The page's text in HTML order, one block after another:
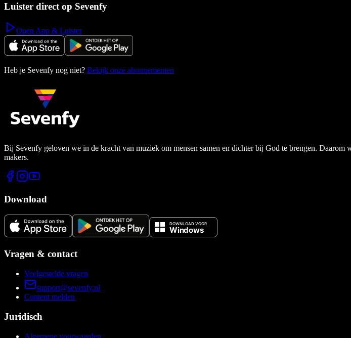
Luister direct op Sevenfy
Open App & Luister
Heb je Sevenfy nog niet? Bekijk onze abonnementen
Bij Sevenfy geloven we in de kracht van muziek om mensen samen en dichter bij God te brengen. Daarom
makers.
Download
Vragen & contact
Veelgestelde vragen
support@sevenfy.nl
Content melden
Juridisch
Algemene voorwaarden